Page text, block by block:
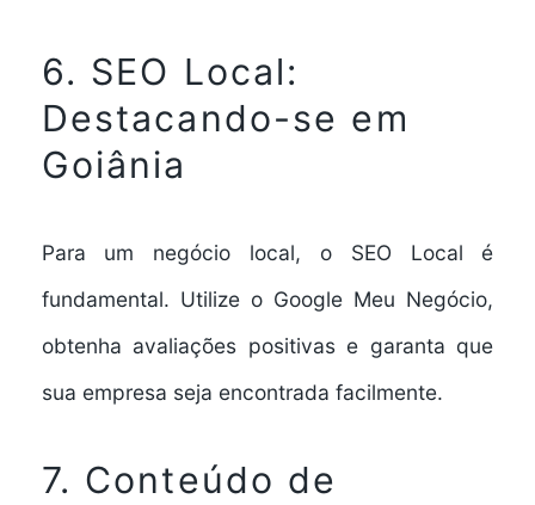
6. SEO Local:
Destacando-se em
Goiânia
Para um negócio local, o SEO Local é
fundamental. Utilize o Google Meu Negócio,
obtenha avaliações positivas e garanta que
sua empresa seja encontrada facilmente.
7. Conteúdo de